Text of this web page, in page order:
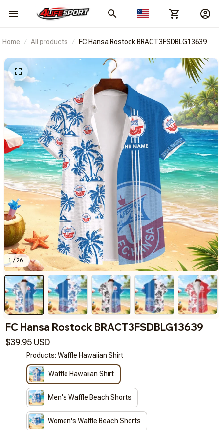
Home All products FC Hansa Rostock BRACT3FSDBLG13639
1 / 26
FC Hansa Rostock BRACT3FSDBLG13639
$39.95 USD
Products: Waffle Hawaiian Shirt
Waffle Hawaiian Shirt
Men's Waffle Beach Shorts
Women's Waffle Beach Shorts